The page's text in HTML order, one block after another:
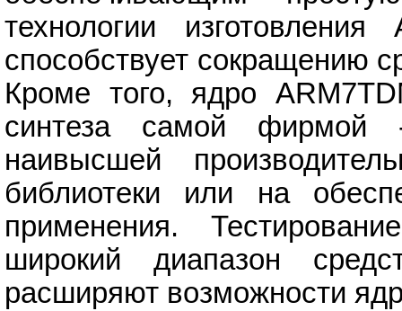
технологии
способствует сокращению
Кроме того, ядро
синтеза самой фирмой
наивысшей
библиотеки или на
применения.
широкий диапазон
расширяют возможности